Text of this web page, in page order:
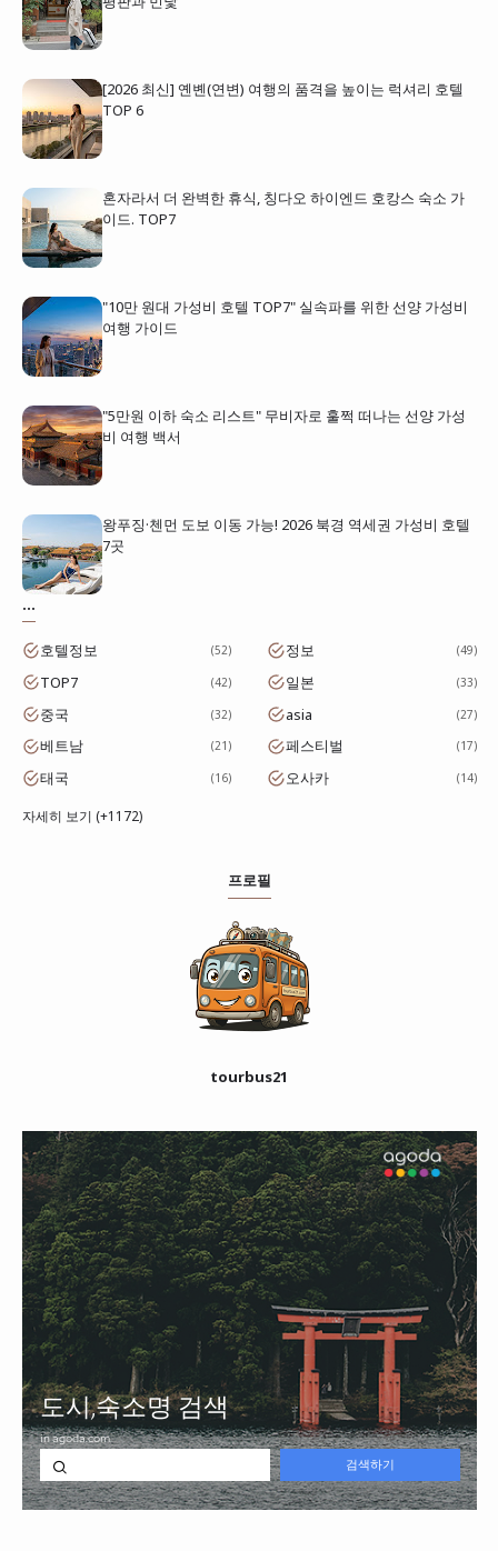
[2026 최신] 옌볜(연변) 여행의 품격을 높이는 럭셔리 호텔
TOP 6
혼자라서 더 완벽한 휴식, 칭다오 하이엔드 호캉스 숙소 가
이드. TOP7
"10만 원대 가성비 호텔 TOP7" 실속파를 위한 선양 가성비
여행 가이드
"5만원 이하 숙소 리스트" 무비자로 훌쩍 떠나는 선양 가성
비 여행 백서
왕푸징·첸먼 도보 이동 가능! 2026 북경 역세권 가성비 호텔
7곳
...
호텔정보 52 정보 49
TOP7 42 일본 33
중국 32 asia 27
베트남 21 페스티벌 17
태국 16 오사카 14
자세히 보기 (+1172)
프로필
tourbus21